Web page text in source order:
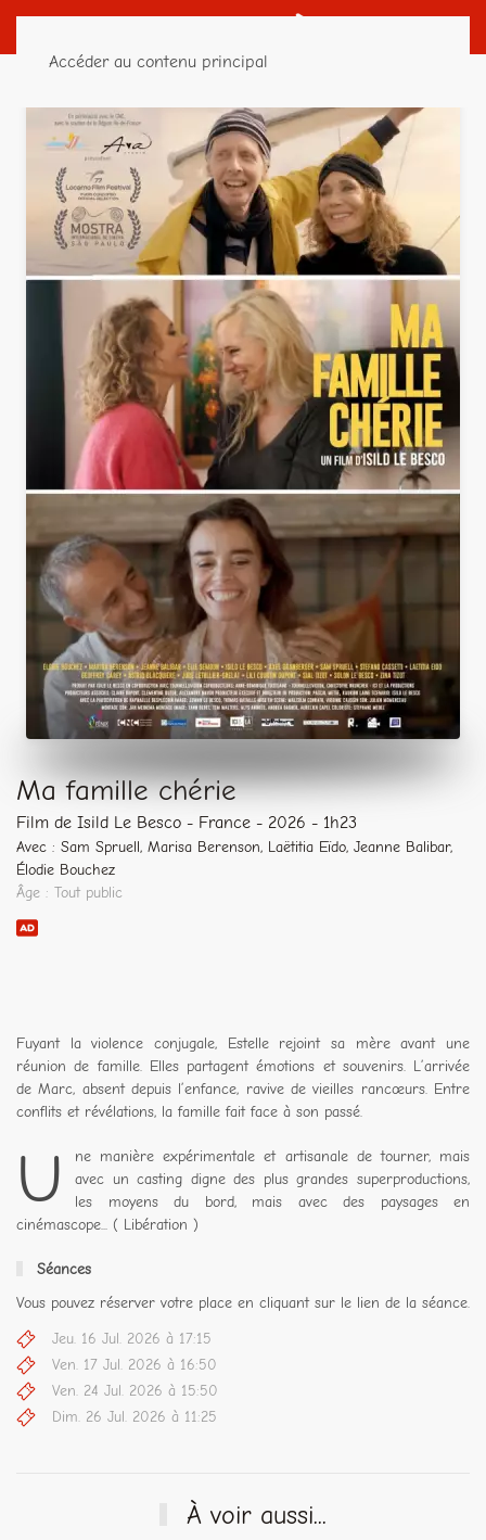
Accéder au contenu principal
Ma famille chérie
Film de Isild Le Besco - France - 2026 - 1h23
Avec : Sam Spruell, Marisa Berenson, Laëtitia Eïdo, Jeanne Balibar,
Élodie Bouchez
Âge : Tout public
Fuyant la violence conjugale, Estelle rejoint sa mère avant une
réunion de famille. Elles partagent émotions et souvenirs. L’arrivée
de Marc, absent depuis l’enfance, ravive de vieilles rancœurs. Entre
conflits et révélations, la famille fait face à son passé.
U
ne manière expérimentale et artisanale de tourner, mais
avec un casting digne des plus grandes superproductions,
les moyens du bord, mais avec des paysages en
cinémascope... ( Libération )
Séances
Vous pouvez réserver votre place en cliquant sur le lien de la séance.
Jeu. 16 Jul. 2026 à 17:15
Ven. 17 Jul. 2026 à 16:50
Ven. 24 Jul. 2026 à 15:50
Dim. 26 Jul. 2026 à 11:25
À voir aussi...